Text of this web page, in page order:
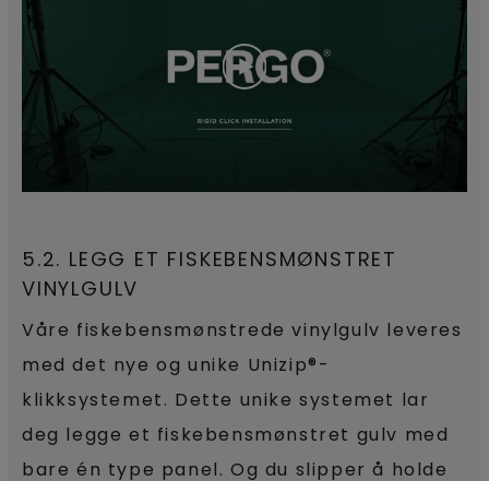
5.2. LEGG ET FISKEBENSMØNSTRET
VINYLGULV
Våre fiskebensmønstrede vinylgulv leveres
med det nye og unike Unizip®-
klikksystemet. Dette unike systemet lar
deg legge et fiskebensmønstret gulv med
bare én type panel. Og du slipper å holde